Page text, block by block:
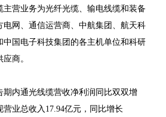
主营业务为光纤光缆、输电线缆和装备
电网、通信运营商、中航集团、航天科
中国电子科技集团的各主机单位和科研
商。
期内通光线缆营收净利润同比双双增
业总收入17.94亿元，同比增长